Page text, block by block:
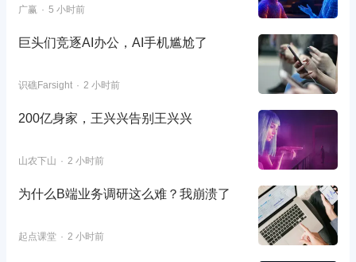
广赢 5 小时前
巨头们竞逐AI办公，AI手机尴尬了
识礁Farsight 2 小时前
200亿身家，王兴兴告别王兴兴
山农下山 2 小时前
为什么B端业务调研这么难？我崩溃了
起点课堂 2 小时前